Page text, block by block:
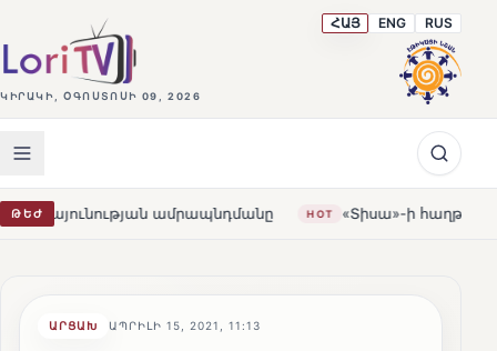
ԿԻՐԱԿԻ, ՕԳՈՍՏՈՍԻ 09, 2026
ՀԱՅ ENG RUS
ԹԵԺ ամրապնդմանը HOT «Տիսա»-ի հաղթանակը
ԱՐՑԱԽ ԱՊՐԻԼԻ 15, 2021, 11:13